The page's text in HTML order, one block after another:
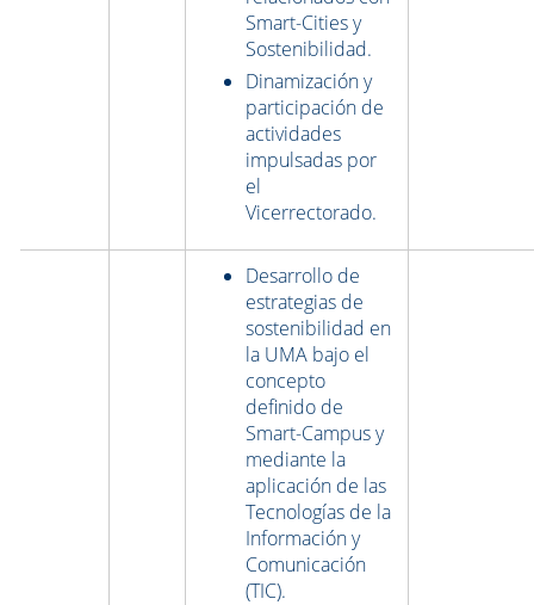
Smart-Cities y
Sostenibilidad.
Dinamización y
participación de
actividades
impulsadas por
el
Vicerrectorado.
Desarrollo de
estrategias de
sostenibilidad en
la UMA bajo el
concepto
definido de
Smart-Campus y
mediante la
aplicación de las
Tecnologías de la
Información y
Comunicación
(TIC).